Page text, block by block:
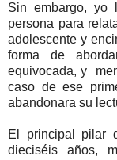
Sin embargo, yo
persona para
adolescente y
forma de
equivocada, y
caso de ese
abandonara su
El principal pilar
dieciséis años,